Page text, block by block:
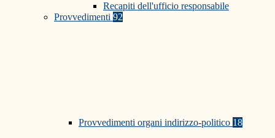
Recapiti dell'ufficio responsabile
Provvedimenti 92
Provvedimenti organi indirizzo-politico 18